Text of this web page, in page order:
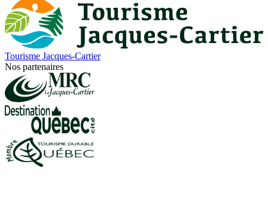
Tourisme Jacques-Cartier
Nos partenaires